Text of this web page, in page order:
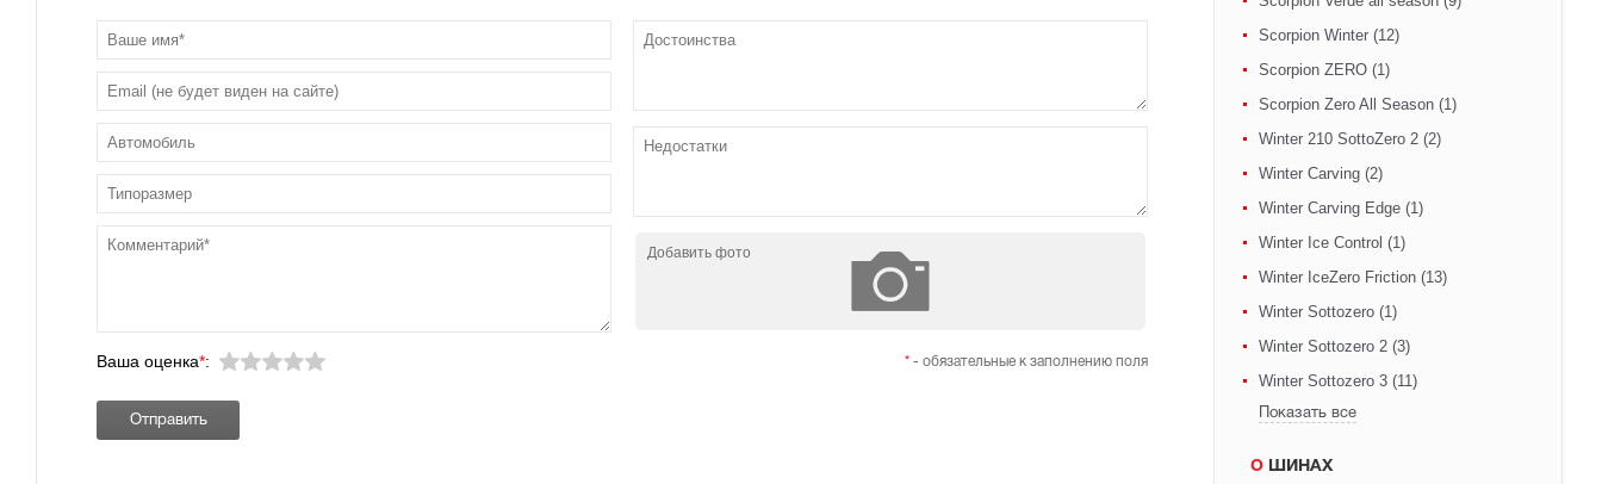
Добавить фото
Ваша оценка*: *- обязательные к заполнению поля
Scorpion Winter (12)
Scorpion ZERO (1)
Scorpion Zero All Season (1)
Winter 210 SottoZero 2 (2)
Winter Carving (2)
Winter Carving Edge (1)
Winter Ice Control (1)
Winter IceZero Friction (13)
Winter Sottozero (1)
Winter Sottozero 2 (3)
Winter Sottozero 3 (11)
Показать все
О ШИНАХ